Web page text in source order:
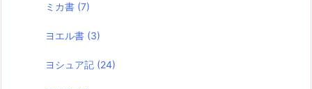
ミカ書 (7)
ヨエル書 (3)
ヨシュア記 (24)